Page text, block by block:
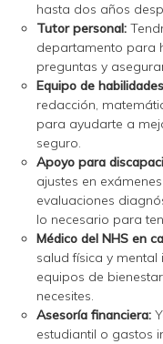
hasta dos años
Tutor personal:
departamento para
preguntas y
Equipo de
redacción,
para ayudarte a
seguro.
Apoyo para
ajustes en
evaluaciones
lo necesario para
Médico del NHS en
salud física y
equipos de
necesites.
Asesoría financiera:
estudiantil o gastos